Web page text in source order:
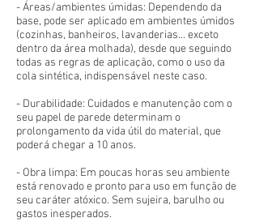
- Áreas/ambientes úmidas: Dependendo da
base, pode ser aplicado em ambientes úmidos
(cozinhas, banheiros, lavanderias... exceto
dentro da área molhada), desde que seguindo
todas as regras de aplicação, como o uso da
cola sintética, indispensável neste caso.
- Durabilidade: Cuidados e manutenção com o
seu papel de parede determinam o
prolongamento da vida útil do material, que
poderá chegar a 10 anos.
- Obra limpa: Em poucas horas seu ambiente
está renovado e pronto para uso em função de
seu caráter atóxico. Sem sujeira, barulho ou
gastos inesperados.